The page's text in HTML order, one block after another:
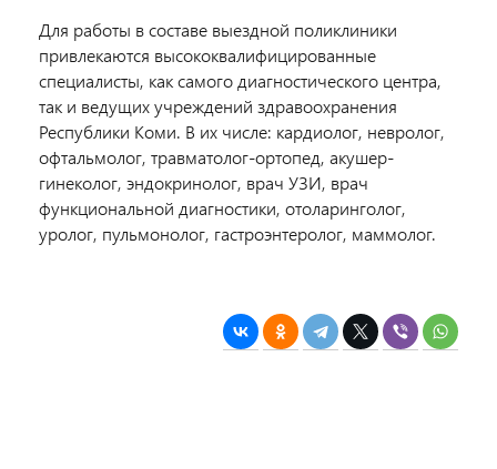
Для работы в составе выездной поликлиники
привлекаются высококвалифицированные
специалисты, как самого диагностического центра,
так и ведущих учреждений здравоохранения
Республики Коми. В их числе: кардиолог, невролог,
офтальмолог, травматолог-ортопед, акушер-
гинеколог, эндокринолог, врач УЗИ, врач
функциональной диагностики, отоларинголог,
уролог, пульмонолог, гастроэнтеролог, маммолог.